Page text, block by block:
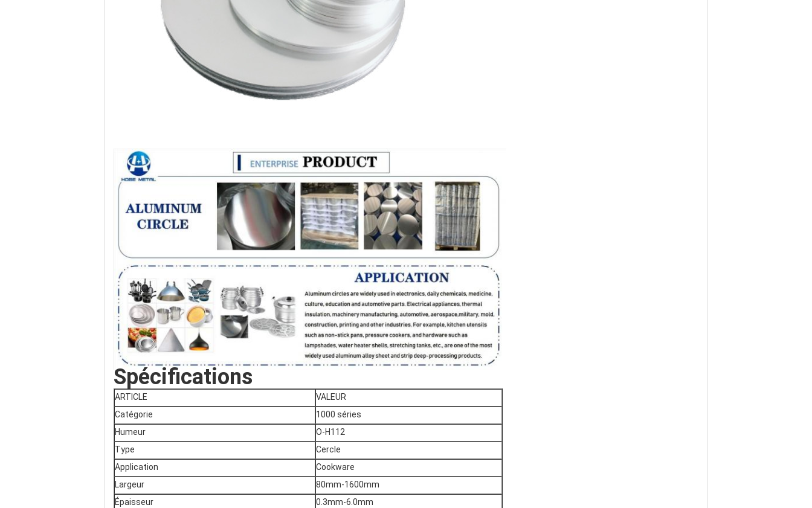
Spécifications
ARTICLE
VALEUR
Catégorie
1000 séries
Humeur
O-H112
Type
Cercle
Application
Cookware
Largeur
80mm-1600mm
Épaisseur
0.3mm-6.0mm